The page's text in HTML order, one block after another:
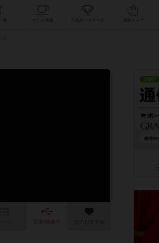
人気ボードゲーム
作 次のおすすめ